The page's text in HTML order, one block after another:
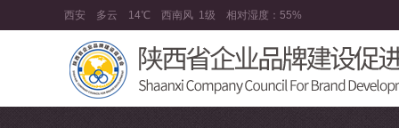
西安 多云 14℃ 西南风 1级 相对湿度： 55%